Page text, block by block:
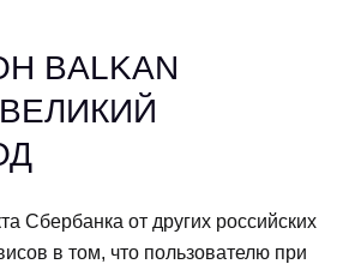
BALKAN
ВЕЛИКИЙ
Сбербанка от других российских
в том, что пользователю при